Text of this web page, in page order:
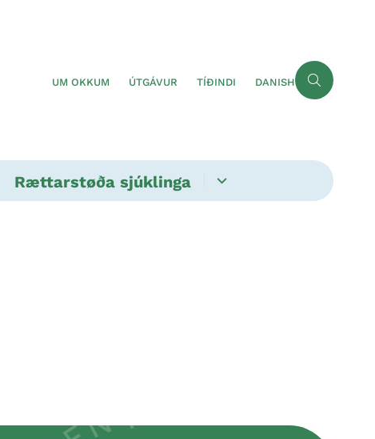
UM OKKUM ÚTGÁVUR TÍÐINDI DANISH
Rættarstøða sjúklinga